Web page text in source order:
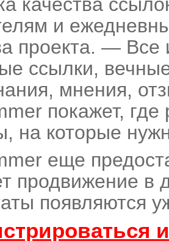
и
проекта. — Все
ссылки,
мнения,
покажет,
на которые
еще
продвижение в
появляются